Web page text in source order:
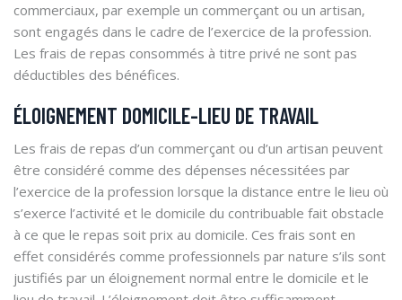
commerciaux, par exemple un commerçant ou un artisan,
sont engagés dans le cadre de l’exercice de la profession.
Les frais de repas consommés à titre privé ne sont pas
déductibles des bénéfices.
ÉLOIGNEMENT DOMICILE-LIEU DE TRAVAIL
Les frais de repas d’un commerçant ou d’un artisan peuvent
être considéré comme des dépenses nécessitées par
l’exercice de la profession lorsque la distance entre le lieu où
s’exerce l’activité et le domicile du contribuable fait obstacle
à ce que le repas soit prix au domicile. Ces frais sont en
effet considérés comme professionnels par nature s’ils sont
justifiés par un éloignement normal entre le domicile et le